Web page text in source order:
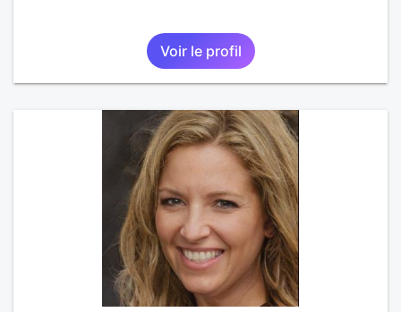
Voir le profil